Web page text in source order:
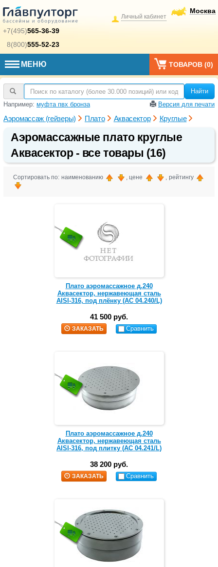
+7(495)565-36-39
8(800)555-52-23
Москва
Личный кабинет
МЕНЮ ТОВАРОВ (0)
Найти
Например: муфта пвх бронза Версия для печати
Аэромассаж (гейзеры) Плато Аквасектор Круглые
Аэромассажные плато круглые
Аквасектор - все товары (16)
Сортировать по: наименованию , цене , рейтингу
Плато аэромассажное д.240
Аквасектор, нержавеющая сталь
AISI-316, под плёнку (АС 04.240/L)
41 500 руб.
ЗАКАЗАТЬ Сравнить
Плато аэромассажное д.240
Аквасектор, нержавеющая сталь
AISI-316, под плитку (АС 04.241/L)
38 200 руб.
ЗАКАЗАТЬ Сравнить